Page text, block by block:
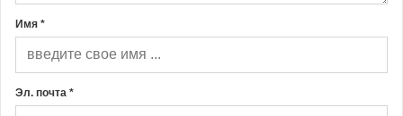
Имя *
Эл. почта *